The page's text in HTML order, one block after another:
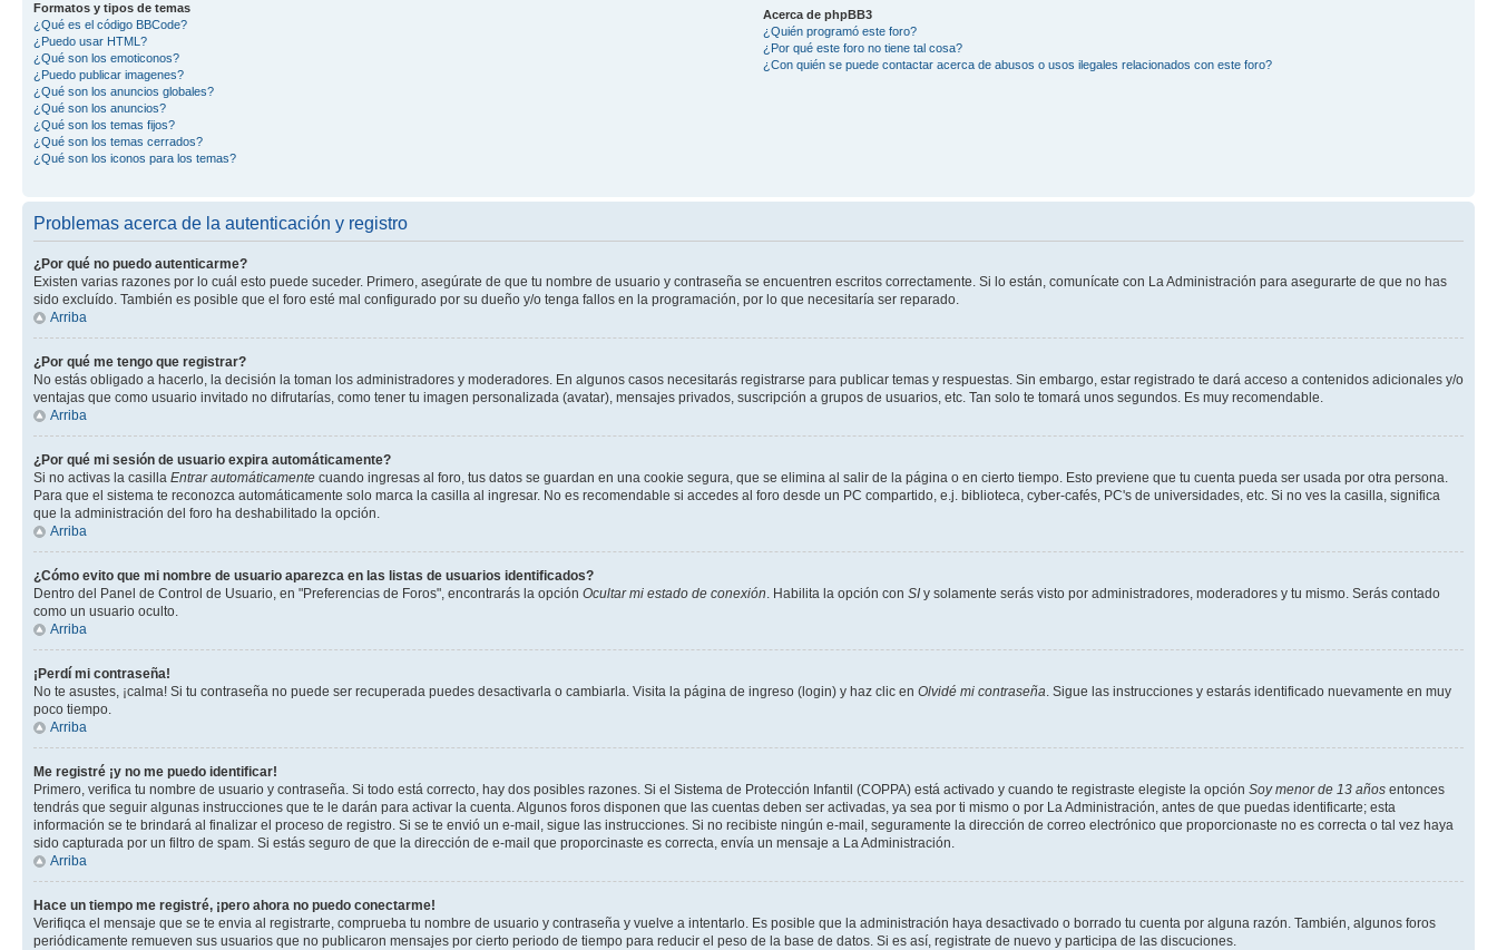
Formatos y tipos de temas
¿Qué es el código BBCode?
¿Puedo usar HTML?
¿Qué son los emoticonos?
¿Puedo publicar imagenes?
¿Qué son los anuncios globales?
¿Qué son los anuncios?
¿Qué son los temas fijos?
¿Qué son los temas cerrados?
¿Qué son los iconos para los temas?
Acerca de phpBB3
¿Quién programó este foro?
¿Por qué este foro no tiene tal cosa?
¿Con quién se puede contactar acerca de abusos o usos ilegales relacionados con este foro?
Problemas acerca de la autenticación y registro
¿Por qué no puedo autenticarme?
Existen varias razones por lo cuál esto puede suceder. Primero, asegúrate de que tu nombre de usuario y contraseña se encuentren escritos correctamente. Si lo están, comunícate con La Administración para asegurarte de que no has
sido excluído. También es posible que el foro esté mal configurado por su dueño y/o tenga fallos en la programación, por lo que necesitaría ser reparado.
Arriba
¿Por qué me tengo que registrar?
No estás obligado a hacerlo, la decisión la toman los administradores y moderadores. En algunos casos necesitarás registrarse para publicar temas y respuestas. Sin embargo, estar registrado te dará acceso a contenidos adicionales y/o
ventajas que como usuario invitado no difrutarías, como tener tu imagen personalizada (avatar), mensajes privados, suscripción a grupos de usuarios, etc. Tan solo te tomará unos segundos. Es muy recomendable.
Arriba
¿Por qué mi sesión de usuario expira automáticamente?
Si no activas la casilla Entrar automáticamente cuando ingresas al foro, tus datos se guardan en una cookie segura, que se elimina al salir de la página o en cierto tiempo. Esto previene que tu cuenta pueda ser usada por otra persona.
Para que el sistema te reconozca automáticamente solo marca la casilla al ingresar. No es recomendable si accedes al foro desde un PC compartido, e.j. biblioteca, cyber-cafés, PC's de universidades, etc. Si no ves la casilla, significa
que la administración del foro ha deshabilitado la opción.
Arriba
¿Cómo evito que mi nombre de usuario aparezca en las listas de usuarios identificados?
Dentro del Panel de Control de Usuario, en "Preferencias de Foros", encontrarás la opción Ocultar mi estado de conexión. Habilita la opción con SI y solamente serás visto por administradores, moderadores y tu mismo. Serás contado
como un usuario oculto.
Arriba
¡Perdí mi contraseña!
No te asustes, ¡calma! Si tu contraseña no puede ser recuperada puedes desactivarla o cambiarla. Visita la página de ingreso (login) y haz clic en Olvidé mi contraseña. Sigue las instrucciones y estarás identificado nuevamente en muy
poco tiempo.
Arriba
Me registré ¡y no me puedo identificar!
Primero, verifica tu nombre de usuario y contraseña. Si todo está correcto, hay dos posibles razones. Si el Sistema de Protección Infantil (COPPA) está activado y cuando te registraste elegiste la opción Soy menor de 13 años entonces
tendrás que seguir algunas instrucciones que te le darán para activar la cuenta. Algunos foros disponen que las cuentas deben ser activadas, ya sea por ti mismo o por La Administración, antes de que puedas identificarte; esta
información se te brindará al finalizar el proceso de registro. Si se te envió un e-mail, sigue las instrucciones. Si no recibiste ningún e-mail, seguramente la dirección de correo electrónico que proporcionaste no es correcta o tal vez haya
sido capturada por un filtro de spam. Si estás seguro de que la dirección de e-mail que proporcinaste es correcta, envía un mensaje a La Administración.
Arriba
Hace un tiempo me registré, ¡pero ahora no puedo conectarme!
Verifiqca el mensaje que se te envia al registrarte, comprueba tu nombre de usuario y contraseña y vuelve a intentarlo. Es posible que la administración haya desactivado o borrado tu cuenta por alguna razón. También, algunos foros
periódicamente remueven sus usuarios que no publicaron mensajes por cierto periodo de tiempo para reducir el peso de la base de datos. Si es así, registrate de nuevo y participa de las discuciones.